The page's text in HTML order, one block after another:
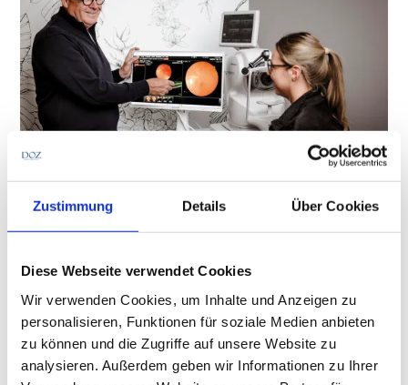
Zustimmung Details Über Cookies
Diese Webseite verwendet Cookies
Wir verwenden Cookies, um Inhalte und Anzeigen zu
personalisieren, Funktionen für soziale Medien anbieten
zu können und die Zugriffe auf unsere Website zu
analysieren. Außerdem geben wir Informationen zu Ihrer
Qualität, Service und Beratungstiefe als
Differenzierungsmerkmal
Ruhestand
Wer Christian Krog zuhört, merkt schnell: Hier spricht
keiner, der auf die Rente wartet. Mit 70 Jahren steht der
Inhaber von Krog Optik in Höxter noch fast täglich im
Geschäft. Krog absolviert Fortbildungen und diskutiert
begeistert über Optometrie. Dabei hätte alles auch ganz
Optik & Technik Betrieb & Praxis